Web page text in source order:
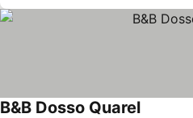
B&B Dosso Quarel